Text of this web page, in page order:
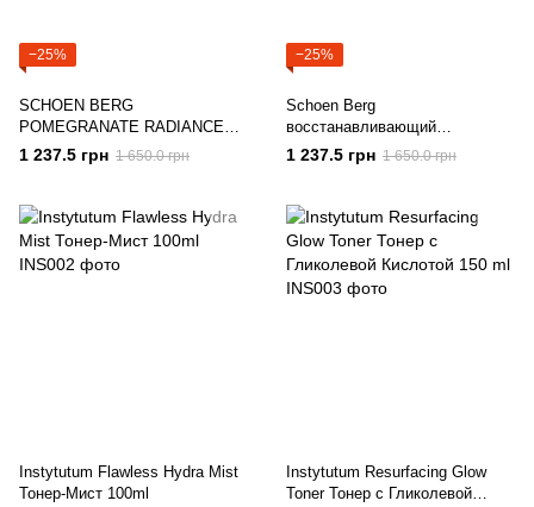
−25%
SCHOEN BERG
POMEGRANATE RADIANCE
TONER ТОНИК С
ЭКСТРАКТОМ ГРАНАТА И
1 237.5 грн 1 650.0 грн
−25%
Schoen Berg
восстанавливающий
эксфолиатор тоник с AHA-
кислотами PH 4.5
1 237.5 грн 1 650.0 грн
Instytutum Flawless Hydra Mist
Тонер-Мист 100ml
Instytutum Resurfacing Glow
Toner Тонер с Гликолевой